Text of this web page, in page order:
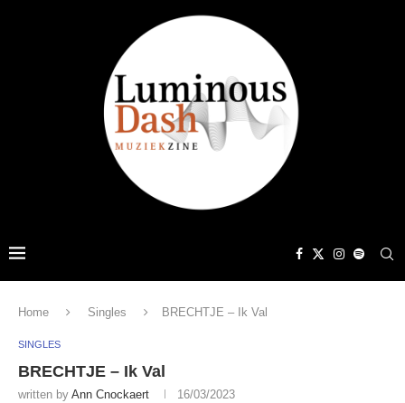
Home Singles BRECHTJE – Ik Val
SINGLES
BRECHTJE – Ik Val
written by Ann Cnockaert 16/03/2023